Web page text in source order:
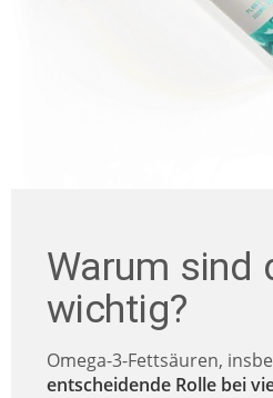
Warum sind
wichtig?
Omega-3-Fettsäuren,
entscheidende Rolle bei